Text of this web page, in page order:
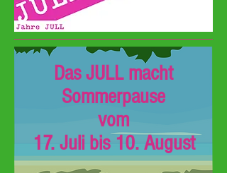
Das JULL macht
Sommerpause
vom
17. Juli bis 10. August